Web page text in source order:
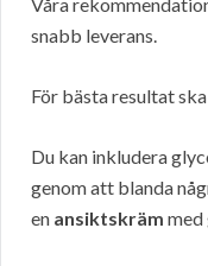
snabb leverans.
För bästa resultat
Du kan inkludera
genom att blanda
en ansiktskräm med